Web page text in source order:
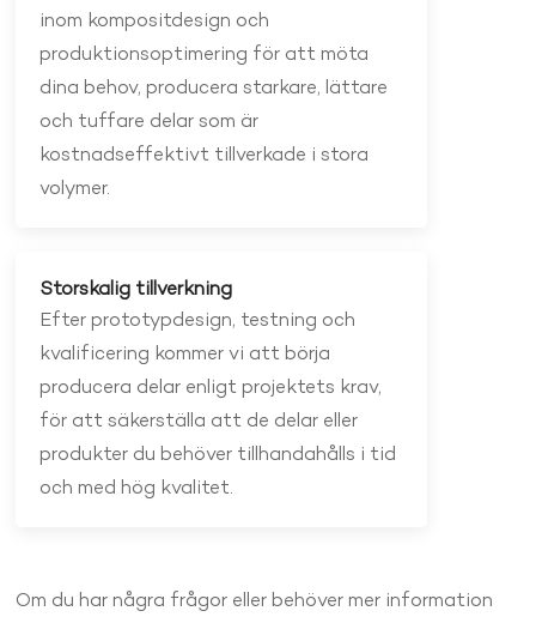
inom kompositdesign och
produktionsoptimering för att möta
dina behov, producera starkare, lättare
och tuffare delar som är
kostnadseffektivt tillverkade i stora
volymer.
Storskalig tillverkning
Efter prototypdesign, testning och
kvalificering kommer vi att börja
producera delar enligt projektets krav,
för att säkerställa att de delar eller
produkter du behöver tillhandahålls i tid
och med hög kvalitet.
Om du har några frågor eller behöver mer information